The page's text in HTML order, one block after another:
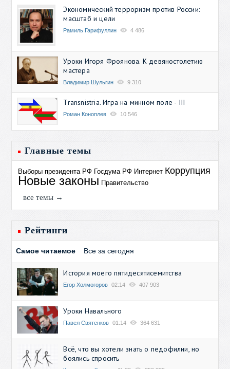
Экономический терроризм против России:
масштаб и цели
Рамиль Гарифуллин 4 486
Уроки Игоря Фроянова. К девяностолетию
мастера
Владимир Шульгин 9 310
Transnistria. Игра на минном поле - III
Роман Коноплев 10 546
Главные темы
Выборы президента РФ Госдума РФ Интернет Коррупция
Новые законы Правительство
все темы →
Рейтинги
Самое читаемое Все за сегодня
История моего пятидесятисемитства
Егор Холмогоров 02:14 407 903
Уроки Навального
Павел Святенков 01:14 364 631
Всё, что вы хотели знать о педофилии, но
боялись спросить